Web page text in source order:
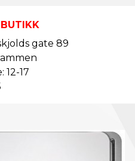
gate 89
12-17